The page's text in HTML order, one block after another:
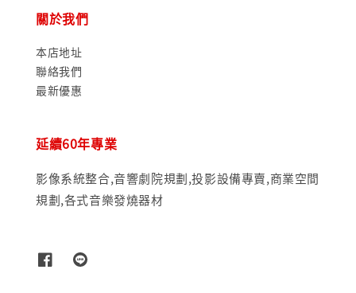
關於我們
本店地址
聯絡我們
最新優惠
延續60年專業
影像系統整合,音響劇院規劃,投影設備專賣,商業空間
規劃,各式音樂發燒器材